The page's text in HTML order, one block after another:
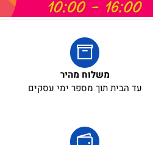
משלוח מהיר
עד הבית תוך מספר ימי עסקים